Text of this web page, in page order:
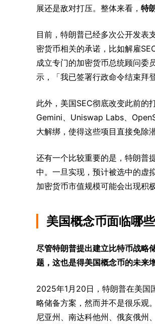
展还是敌对打压。整体来看， 特
目前，特朗普已经多次公开发表
密货币相关的承诺，比如解雇
成立专门的加密货币总统顾问委
示，「我已签署行政命令结束拜
此外，美国SEC彻底改变此前的
Gemini、Uniswap Labs、
大解绑，使得这些项目直接免除
还有一个比较重要的是，特朗普
中。一旦实现，预计被选中的虚
加密货币市值规模可能会出现积极
美国概念币面临哪
尽管特朗普提出建立比特币战略
题，这也是得美国概念币的未来
2025年1月20日，特朗普在美国
略储备方案，然而并不是很乐观
尼亚州、南达科他州、俄亥俄州